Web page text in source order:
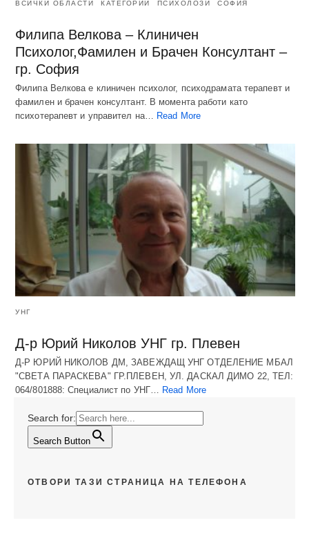
ВСИЧКИ ОБЛАСТИ КАТЕГОРИИ ПСИХОЛОЗИ СОФИЯ
Филипа Велкова – Клиничен
Психолог,Фамилен и Брачен Консултант –
гр. София
Филипа Велкова е клиничен психолог, психодрамата терапевт и
фамилен и брачен консултант. В момента работи като
психотерапевт и управител на…
Read More
УНГ
Д-р Юрий Николов УНГ гр. Плевен
Д-Р ЮРИЙ НИКОЛОВ ДМ, ЗАВЕЖДАЩ УНГ ОТДЕЛЕНИЕ МБАЛ
"СВЕТА ПАРАСКЕВА" ГР.ПЛЕВЕН, УЛ. ДАСКАЛ ДИМО 22, ТЕЛ:
064/801888: Специалист по УНГ… Read More
Search for:
Search Button
ОТВОРИ ТАЗИ СТРАНИЦА НА ТЕЛЕФОНА